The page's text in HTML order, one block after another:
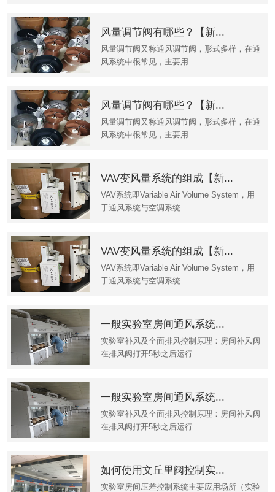
风量调节阀有哪些？【新...
风量调节阀又称通风调节阀，形式多样，在通
风系统中很常见，主要用...
风量调节阀有哪些？【新...
风量调节阀又称通风调节阀，形式多样，在通
风系统中很常见，主要用...
VAV变风量系统的组成【新...
VAV系统即Variable Air Volume System，用
于通风系统与空调系统...
VAV变风量系统的组成【新...
VAV系统即Variable Air Volume System，用
于通风系统与空调系统...
一般实验室房间通风系统...
实验室补风及全面排风控制原理：房间补风阀
在排风阀打开5秒之后运行...
一般实验室房间通风系统...
实验室补风及全面排风控制原理：房间补风阀
在排风阀打开5秒之后运行...
如何使用文丘里阀控制实...
实验室房间压差控制系统主要应用场所（实验